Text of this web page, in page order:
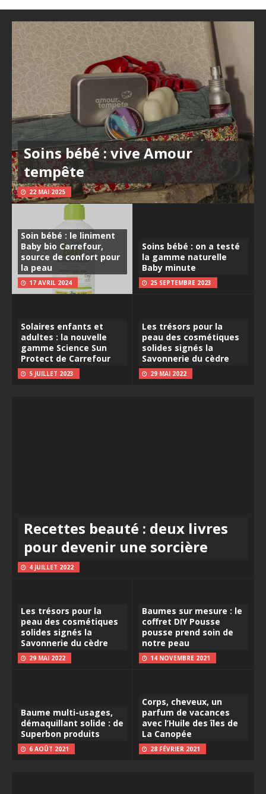
Soins bébé : vive Amour
tempête
22 MAI 2025
Soin bébé : le liniment
Baby bio Carrefour,
source de confort pour
la peau
17 AVRIL 2024
Soins bébé : on a testé
la gamme naturelle
Baby minute
25 SEPTEMBRE 2023
Solaires enfants et
adultes : la nouvelle
gamme Science Sun
Protect de Carrefour
5 JUILLET 2023
Les trésors pour la
peau des cosmétiques
solides signés la
Savonnerie du cèdre
29 MAI 2022
Recettes beauté : deux livres
pour devenir une sorcière
4 JUILLET 2022
Les trésors pour la
peau des cosmétiques
solides signés la
Savonnerie du cèdre
29 MAI 2022
Baumes sur mesure : le
coffret DIY Pousse
pousse prend soin de
notre peau
14 NOVEMBRE 2021
Baume multi-usages,
démaquillant solide : de
Superbon produits
6 AOÛT 2021
Corps, cheveux, un
parfum de vacances
avec l’Huile des îles de
La Canopée
28 FÉVRIER 2021